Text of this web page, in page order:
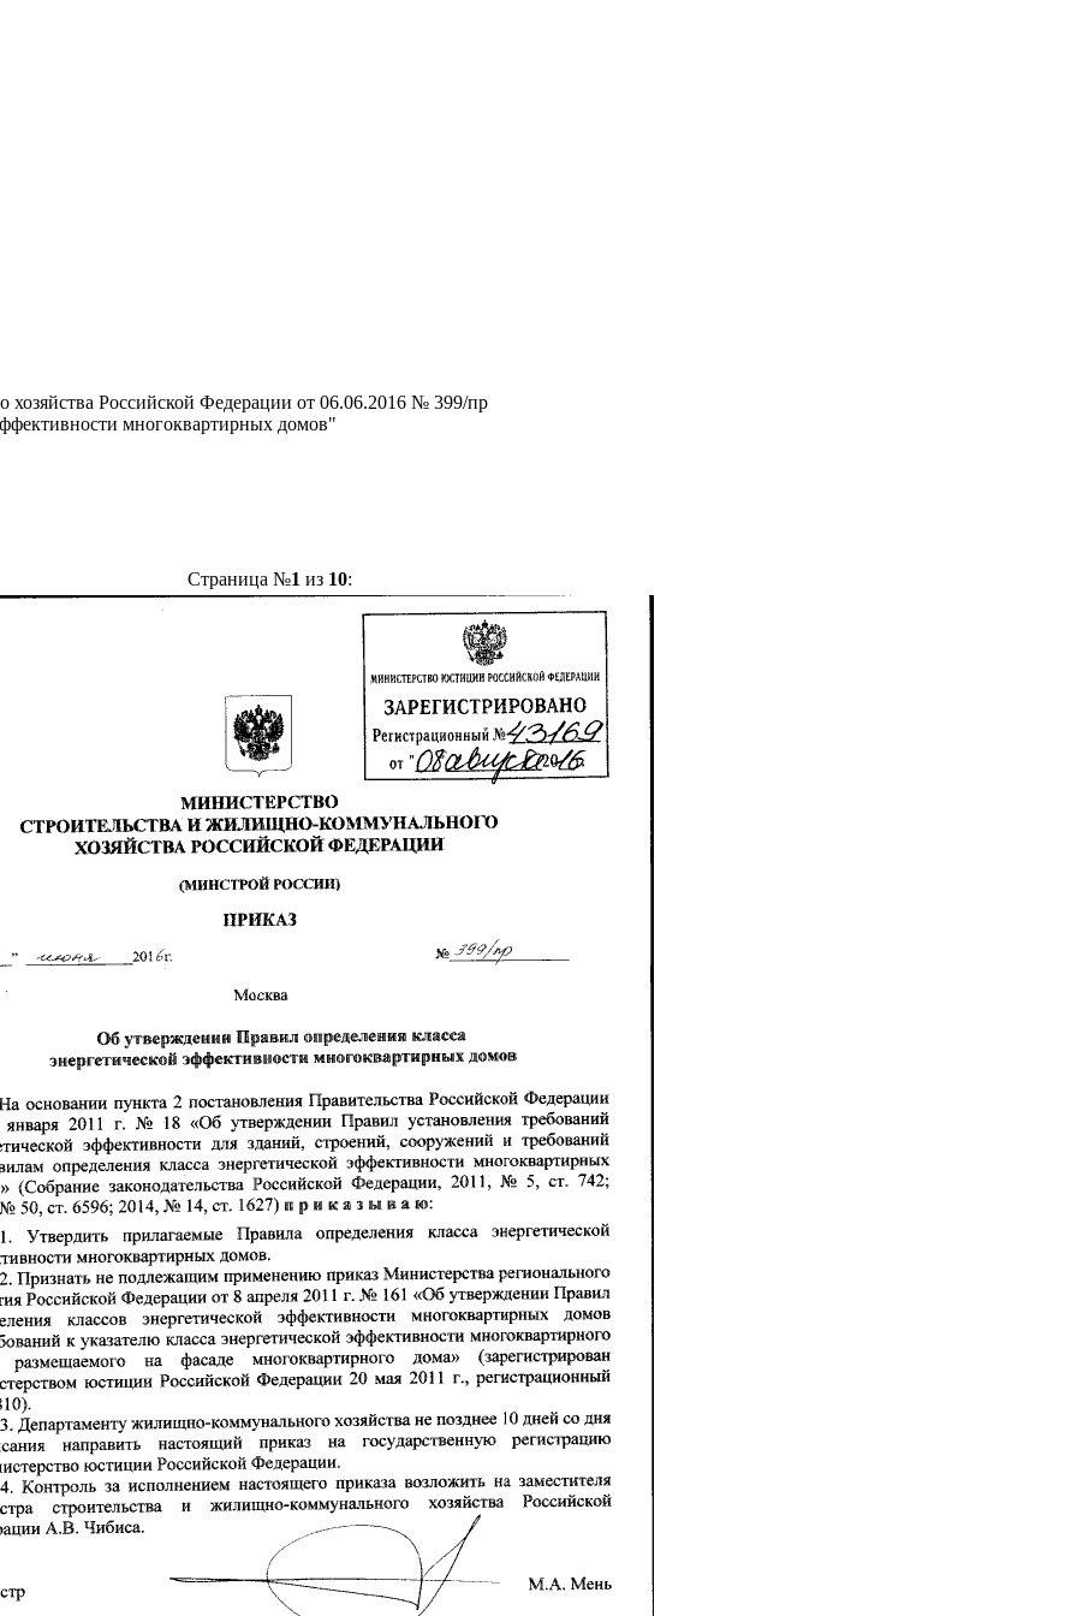
Российской Федерации от 06.06.2016 № 399/пр
многоквартирных домов"
Страница №1 из 10: